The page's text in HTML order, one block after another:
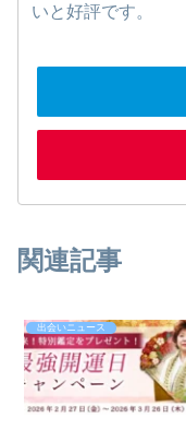
いと好評です。
関連記事
出会いニュース